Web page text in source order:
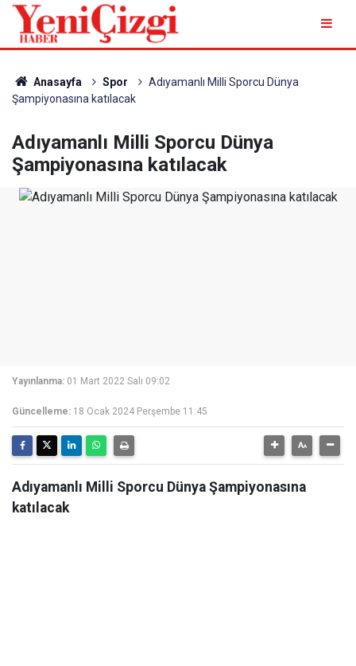
Anasayfa Spor
Adıyamanlı Milli Sporcu Dünya
Şampiyonasına katılacak
Adıyamanlı Milli Sporcu Dünya
Şampiyonasına katılacak
Yayınlanma: 01 Mart 2022 Salı 09:02
Güncelleme: 18 Ocak 2024 Perşembe 11:45
Adıyamanlı Milli Sporcu Dünya Şampiyonasına
katılacak